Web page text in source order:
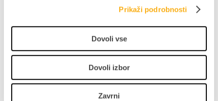
Prikaži podrobnosti
Dovoli vse
Dovoli izbor
Zavrni